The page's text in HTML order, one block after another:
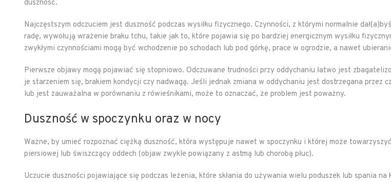
duszność.
Najczęstszym odczuciem jest duszność podczas wysiłku fizycznego. Czynności, z którymi normalnie
radę, wywołują wrażenie braku tchu, takie jak to, które pojawia się po bardziej energicznym wysiłku
zwykłymi czynnościami mogą być wchodzenie po schodach lub pod górkę, prace w ogrodzie, a nawet
Pierwsze objawy mogą pojawiać się stopniowo. Odczuwane trudności przy oddychaniu łatwo jest
je starzeniem się, brakiem kondycji czy nadwagą. Jeśli jednak zmiana w oddychaniu jest dostrzegana przez
lub jest zauważalna w porównaniu z rówieśnikami, może to oznaczać, że problem jest poważny.
Duszność w spoczynku oraz w nocy
Ważne, by umieć rozpoznać ciężką duszność, która występuje nawet w spoczynku i której może
piersiowej lub świszczący oddech (objaw zwykle powiązany z astmą lub chorobą płuc).
Uczucie duszności pojawiające się podczas leżenia, które skłania do używania wielu poduszek lub spania na